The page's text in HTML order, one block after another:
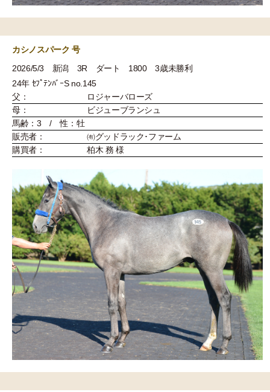
カシノスパーク 号
2026/5/3 新潟 3R ダート 1800 3歳未勝利
24年 ｾﾌﾟﾃﾝﾊﾞｰS no.145
父：
ロジャーバローズ
母：
ビジューブランシュ
馬齢：3 / 性：牡
販売者：
㈲グッドラック･ファーム
購買者：
柏木 務 様